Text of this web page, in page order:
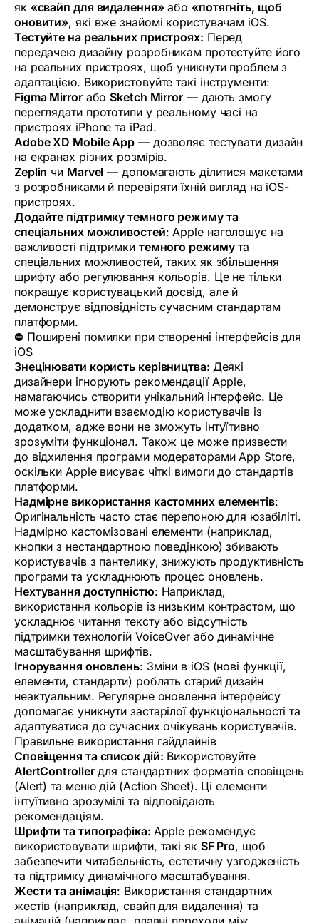
як «свайп для видалення»або «потягніть, щоб
оновити», які вже знайомі користувачам iOS.
Тестуйте на реальних пристроях: Перед
передачею дизайну розробникам протестуйте його
на реальних пристроях, щоб уникнути проблем з
адаптацією. Використовуйте такі інструменти:
Figma Mirrorабо Sketch Mirror— дають змогу
переглядати прототипи у реальному часі на
пристроях iPhone та iPad.
Adobe XD Mobile App — дозволяє тестувати дизайн
на екранах різних розмірів.
Zeplin чи Marvel — допомагають ділитися макетами
з розробниками й перевіряти їхній вигляд на iOS-
пристроях.
Додайте підтримку темного режиму та
спеціальних можливостей: Apple наголошує на
важливості підтримки темного режимута
спеціальних можливостей, таких як збільшення
шрифту або регулювання кольорів. Це не тільки
покращує користувацький досвід, але й
демонструє відповідність сучасним стандартам
платформи.
⛔ Поширені помилки при створенні інтерфейсів для
iOS
Знецінювати користь керівництва: Деякі
дизайнери ігнорують рекомендації Apple,
намагаючись створити унікальний інтерфейс. Це
може ускладнити взаємодію користувачів із
додатком, адже вони не зможуть інтуїтивно
зрозуміти функціонал. Також це може призвести
до відхилення програми модераторами App Store,
оскільки Apple висуває чіткі вимоги до стандартів
платформи.
Надмірне використання кастомних елементів:
Оригінальність часто стає перепоною для юзабіліті.
Надмірно кастомізовані елементи (наприклад,
кнопки з нестандартною поведінкою) збивають
користувачів з пантелику, знижують продуктивність
програми та ускладнюють процес оновлень.
Нехтування доступністю: Наприклад,
використання кольорів із низьким контрастом, що
ускладнює читання тексту або відсутність
підтримки технологій VoiceOver або динамічне
масштабування шрифтів.
Ігнорування оновлень: Зміни в iOS (нові функції,
елементи, стандарти) роблять старий дизайн
неактуальним. Регулярне оновлення інтерфейсу
допомагає уникнути застарілої функціональності та
адаптуватися до сучасних очікувань користувачів.
Правильне використання гайдлайнів
Сповіщення та список дій: Використовуйте
AlertControllerдля стандартних форматів сповіщень
(Alert) та меню дій (Action Sheet). Ці елементи
інтуїтивно зрозумілі та відповідають
рекомендаціям.
Шрифти та типографіка: Apple рекомендує
використовувати шрифти, такі як SF Pro, щоб
забезпечити читабельність, естетичну узгодженість
та підтримку динамічного масштабування.
Жести та анімація: Використання стандартних
жестів (наприклад, свайп для видалення) та